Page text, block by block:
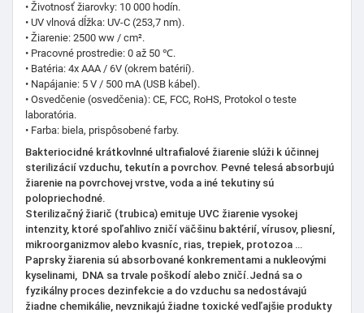
• Životnosť žiarovky: 10 000 hodín.
• UV vlnová dĺžka: UV-C (253,7 nm).
• Žiarenie: 2500 ww / cm².
• Pracovné prostredie: 0 až 50 ℃.
• Batéria: 4x AAA / 6V (okrem batérií).
• Napájanie: 5 V / 500 mA (USB kábel).
• Osvedčenie (osvedčenia): CE, FCC, RoHS, Protokol o teste
laboratória.
• Farba: biela, prispôsobené farby.
Bakteriocidné krátkovlnné ultrafialové žiarenie slúži k účinnej
sterilizácií vzduchu, tekutín a povrchov. Pevné telesá absorbujú
žiarenie na povrchovej vrstve, voda a iné tekutiny sú
polopriechodné.
Sterilizačný žiarič (trubica) emituje UVC žiarenie vysokej
intenzity, ktoré spoľahlivo zničí väčšinu baktérií, vírusov, pliesní,
mikroorganizmov alebo kvasníc, rias, trepiek, protozoa …
Paprsky žiarenia sú absorbované konkrementami a nukleovými
kyselinami, DNA sa trvale poškodí alebo zničí. Jedná sa o
fyzikálny proces dezinfekcie a do vzduchu sa nedostávajú
žiadne chemikálie, nevznikajú žiadne toxické vedľajšie produkty